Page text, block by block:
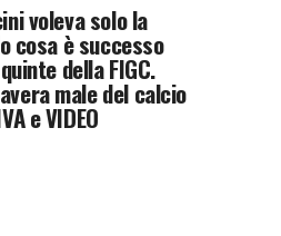
voleva solo la
cosa è successo
della FIGC.
male del calcio
e VIDEO